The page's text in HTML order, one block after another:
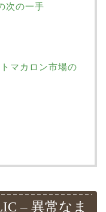
次の一手
マカロン市場の
– 異常なま